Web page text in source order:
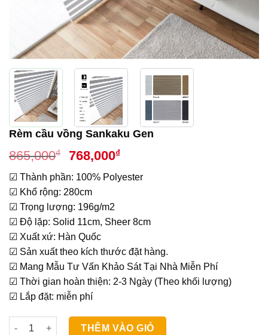
Rèm cầu vồng Sankaku Gen
865,000₫
Giá
là:
865,000₫.
768,000₫Giá
tại
☑ Thành phần: 100% Polyester
☑ Khổ rộng: 280cm
☑ Trọng lượng: 196g/m2
☑ Độ lặp: Solid 11cm, Sheer 8cm
☑ Xuất xứ: Hàn Quốc
☑ Sản xuất theo kích thước đặt hàng.
☑ Mang Mẫu Tư Vấn Khảo Sát Tại Nhà Miễn Phí
☑ Thời gian hoàn thiện: 2-3 Ngày (Theo khối lượng)
☑ Lắp đặt: miễn phí
Rèm cầu vồng Sankaku Gen số lượng
THÊM VÀO GIỎ